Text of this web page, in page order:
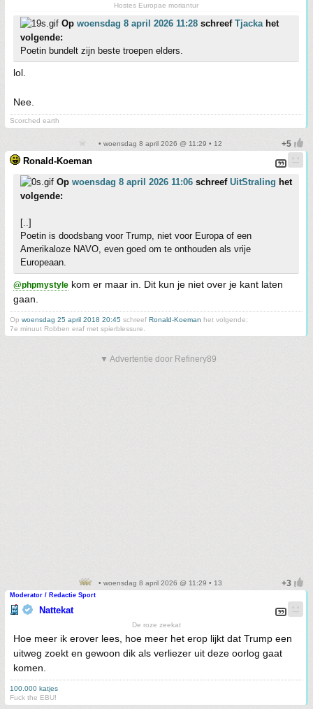
Hostes Europae moriantur
Op woensdag 8 april 2026 11:28 schreef Tjackahet
volgende:
Poetin bundelt zijn beste troepen elders.
lol.
Nee.
Scorched earth
• woensdag 8 april 2026 @ 11:29 • 12
Ronald-Koeman
Op woensdag 8 april 2026 11:06 schreef UitStraling het
volgende:
[..]
Poetin is doodsbang voor Trump, niet voor Europa of een
Amerikaloze NAVO, even goed om te onthouden als vrije
Europeaan.
@phpmystyle kom er maar in. Dit kun je niet over je kant laten
gaan.
Op woensdag 25 april 2018 20:45 schreef Ronald-Koeman het volgende:
7e minuut Robben eraf met spierblessure.
▼ Advertentie door Refinery89
• woensdag 8 april 2026 @ 11:29 • 13
Moderator / Redactie Sport
Nattekat
De roze zeekat
Hoe meer ik erover lees, hoe meer het erop lijkt dat Trump een
uitweg zoekt en gewoon dik als verliezer uit deze oorlog gaat
komen.
100.000 katjes
Fuck the EBU!